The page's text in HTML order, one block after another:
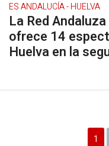
ES ANDALUCÍA - HUELVA
La Red
ofrece 14
Huelva en la
1